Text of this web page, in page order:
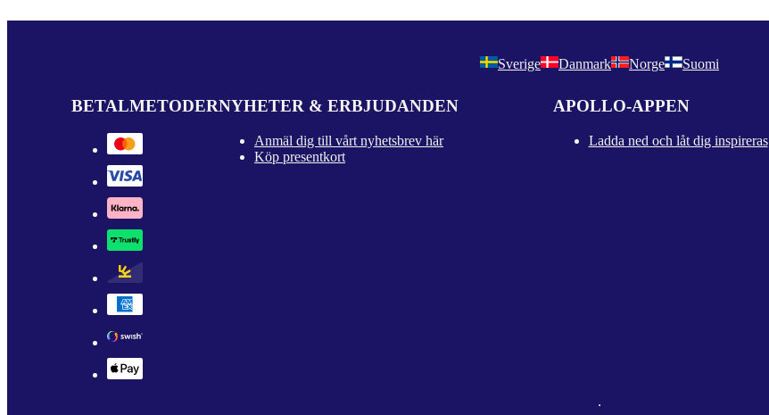
Sverige Danmark Norge Suomi
BETALMETODERNYHETER & ERBJUDANDEN
Anmäl dig till vårt nyhetsbrev här
Köp presentkort
APOLLO-APPEN
Ladda ned och låt dig inspireras